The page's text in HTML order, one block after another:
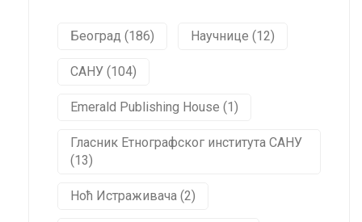
Београд (186) Научнице (12)
САНУ (104)
Emerald Publishing House (1)
Гласник Етнографског института САНУ
(13)
Ноћ Истраживача (2)